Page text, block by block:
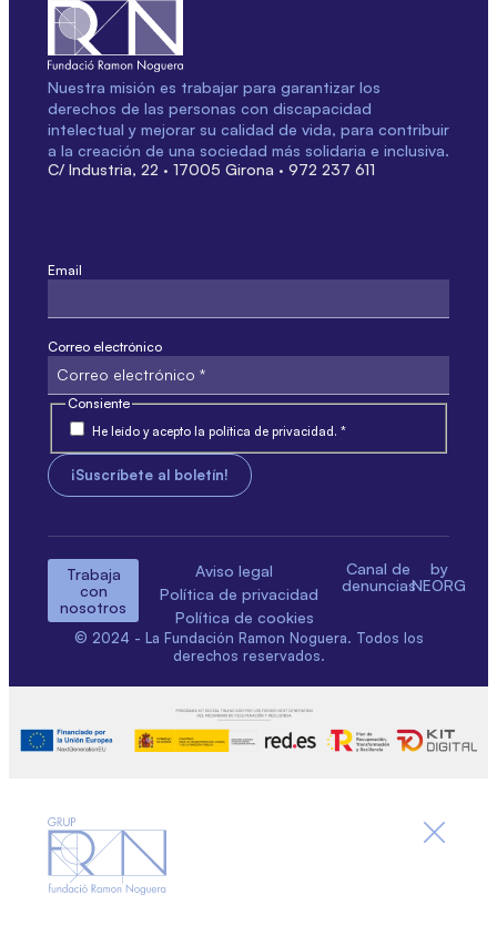
Nuestra misión es trabajar para garantizar los
derechos de las personas con discapacidad
intelectual y mejorar su calidad de vida, para contribuir
a la creación de una sociedad más solidaria e inclusiva.
C/ Industria, 22 · 17005 Girona · 972 237 611
Email
Correo electrónico
Consiente
He leído y acepto la política de privacidad. *
Trabaja
con
nosotros
Aviso legal
Política de privacidad
Política de cookies
Canal de
denuncias
by
NEORG
© 2024 - La Fundación Ramon Noguera. Todos los
derechos reservados.